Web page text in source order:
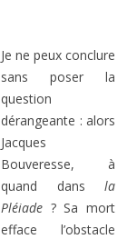
Je ne peux conclure
sans poser la
question
dérangeante : alors
Jacques
Bouveresse, à
quand dans la
Pléiade ? Sa mort
efface l’obstacle